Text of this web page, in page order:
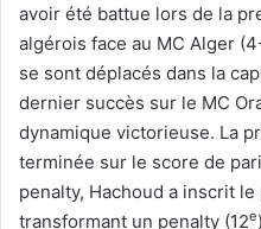
avoir été battue lors de la
algérois face au MC Alger
se sont déplacés dans la
dernier succès sur le MC
dynamique victorieuse. La
terminée sur le score de
penalty, Hachoud a inscrit
transformant un penalty (12e